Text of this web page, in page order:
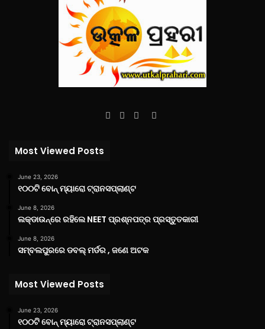
Facebook
TwitterYouTube
Instagram
Most Viewed Posts
June 23, 2026
୧୦୦ଟି ବୋନ୍ ମ୍ୟାରୋ ଟ୍ରାନସପ୍ଲାଣ୍ଟ
June 8, 2026
ଲକ୍‌ଡାଉନ୍‌ରେ ରହିଲେ NEET ପ୍ରଶ୍ନପତ୍ର ପ୍ରସ୍ତୁତକାରୀ
June 8, 2026
ସମ୍ବଲପୁରରେ ଡବଲ୍ ମର୍ଡର , ଜଣେ ଅଟକ
Most Viewed Posts
June 23, 2026
୧୦୦ଟି ବୋନ୍ ମ୍ୟାରୋ ଟ୍ରାନସପ୍ଲାଣ୍ଟ